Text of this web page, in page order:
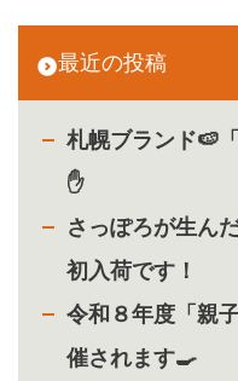
最近の投稿
札幌ブランド🍉
✋
さっぽろが生ん
初入荷です！
令和８年度「親
催されます🍳